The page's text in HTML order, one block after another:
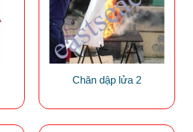
Chăn dập lửa 2